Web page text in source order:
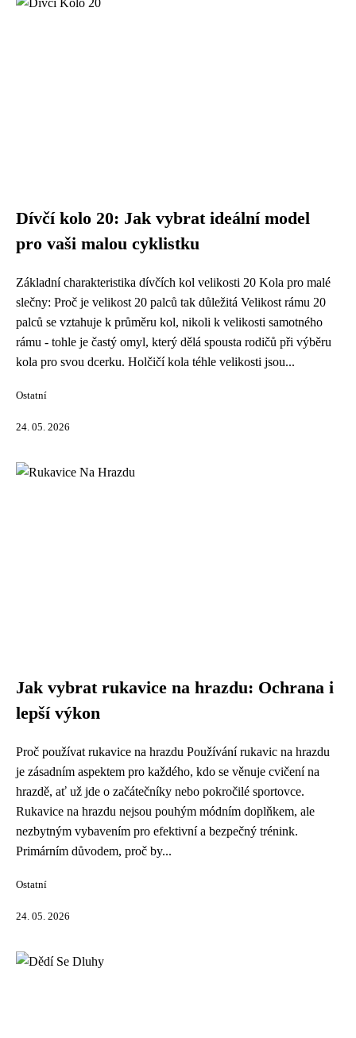
Dívčí kolo 20: Jak vybrat ideální model
pro vaši malou cyklistku
Základní charakteristika dívčích kol velikosti 20 Kola pro malé
slečny: Proč je velikost 20 palců tak důležitá Velikost rámu 20
palců se vztahuje k průměru kol, nikoli k velikosti samotného
rámu - tohle je častý omyl, který dělá spousta rodičů při výběru
kola pro svou dcerku. Holčičí kola téhle velikosti jsou...
Ostatní
24. 05. 2026
Jak vybrat rukavice na hrazdu: Ochrana i
lepší výkon
Proč používat rukavice na hrazdu Používání rukavic na hrazdu
je zásadním aspektem pro každého, kdo se věnuje cvičení na
hrazdě, ať už jde o začátečníky nebo pokročilé sportovce.
Rukavice na hrazdu nejsou pouhým módním doplňkem, ale
nezbytným vybavením pro efektivní a bezpečný trénink.
Primárním důvodem, proč by...
Ostatní
24. 05. 2026